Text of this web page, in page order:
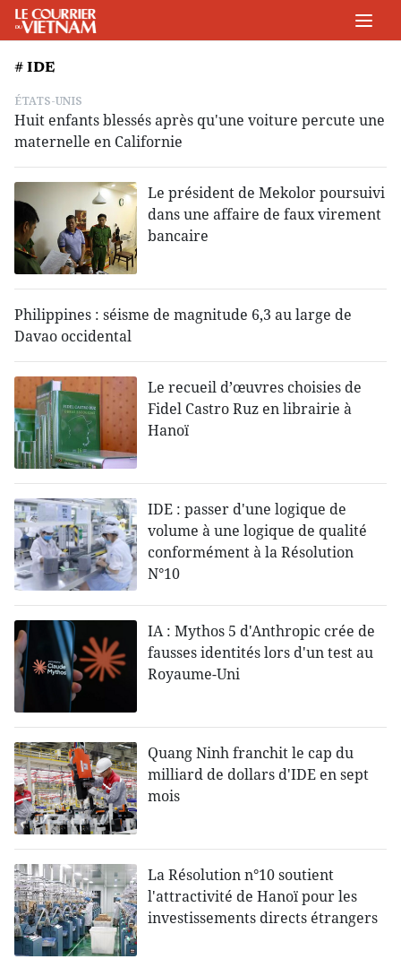
# IDE
ÉTATS-UNIS
Huit enfants blessés après qu'une voiture percute une
maternelle en Californie
Le président de Mekolor poursuivi
dans une affaire de faux virement
bancaire
Philippines : séisme de magnitude 6,3 au large de
Davao occidental
Le recueil d’œuvres choisies de
Fidel Castro Ruz en librairie à
Hanoï
IDE : passer d'une logique de
volume à une logique de qualité
conformément à la Résolution
N°10
IA : Mythos 5 d'Anthropic crée de
fausses identités lors d'un test au
Royaume-Uni
Quang Ninh franchit le cap du
milliard de dollars d'IDE en sept
mois
La Résolution n°10 soutient
l'attractivité de Hanoï pour les
investissements directs étrangers